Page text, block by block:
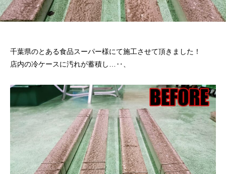
千葉県のとある食品スーパー様にて施工させて頂きました！
店内の冷ケースに汚れが蓄積し…‥、